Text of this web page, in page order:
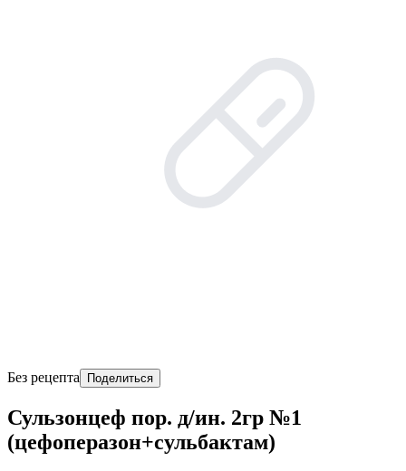
Без рецепта Поделиться
Сульзонцеф пор. д/ин. 2гр №1
(цефоперазон+сульбактам)